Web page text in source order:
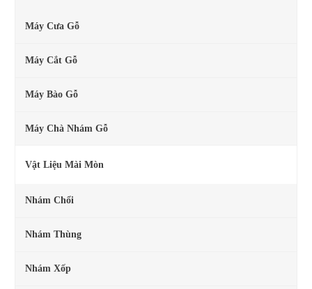
Máy Cưa Gỗ
Máy Cắt Gỗ
Máy Bào Gỗ
Máy Chà Nhám Gỗ
Vật Liệu Mài Mòn
Nhám Chổi
Nhám Thùng
Nhám Xốp